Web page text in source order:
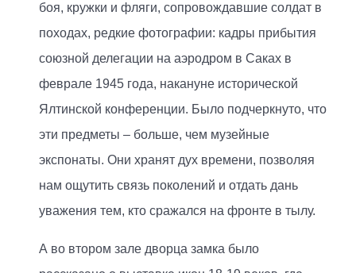
боя, кружки и фляги, сопровождавшие солдат в
походах, редкие фотографии: кадры прибытия
союзной делегации на аэродром в Саках в
феврале 1945 года, накануне исторической
Ялтинской конференции. Было подчеркнуто, что
эти предметы – больше, чем музейные
экспонаты. Они хранят дух времени, позволяя
нам ощутить связь поколений и отдать дань
уважения тем, кто сражался на фронте в тылу.
А во втором зале дворца замка было